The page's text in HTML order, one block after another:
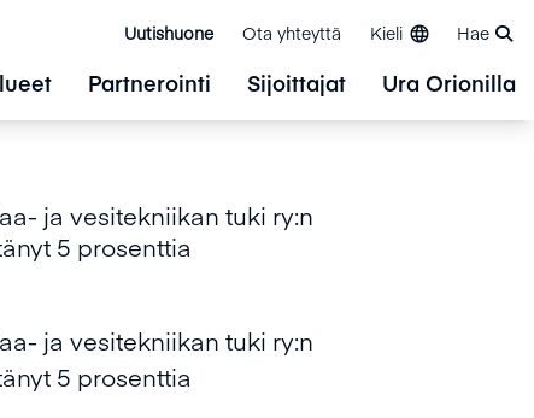
Uutishuone Ota yhteyttä Kieli Hae
Partnerointi Sijoittajat Ura Orionilla
ja vesitekniikan tuki ry:n
5 prosenttia
ja vesitekniikan tuki ry:n
5 prosenttia